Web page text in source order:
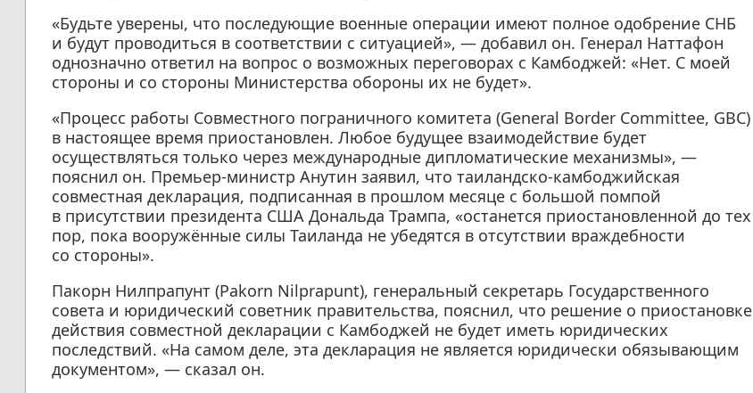
«Будьте уверены, что последующие военные операции имеют полное одобрение СНБ
и будут проводиться в соответствии с ситуацией», — добавил он. Генерал Наттафон
однозначно ответил на вопрос о возможных переговорах с Камбоджей: «Нет. С моей
стороны и со стороны Министерства обороны их не будет».
«Процесс работы Совместного пограничного комитета (General Border Committee, GBC)
в настоящее время приостановлен. Любое будущее взаимодействие будет
осуществляться только через международные дипломатические механизмы», —
пояснил он. Премьер-министр Анутин заявил, что таиландско-камбоджийская
совместная декларация, подписанная в прошлом месяце с большой помпой
в присутствии президента США Дональда Трампа, «останется приостановленной до тех
пор, пока вооружённые силы Таиланда не убедятся в отсутствии враждебности
со стороны».
Пакорн Нилпрапунт (Pakorn Nilprapunt), генеральный секретарь Государственного
совета и юридический советник правительства, пояснил, что решение о приостановке
действия совместной декларации с Камбоджей не будет иметь юридических
последствий. «На самом деле, эта декларация не является юридически обязывающим
документом», — сказал он.